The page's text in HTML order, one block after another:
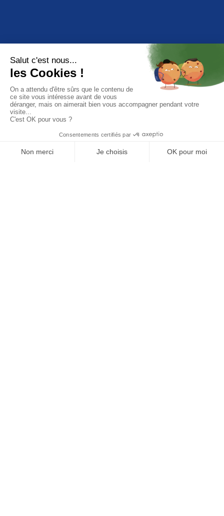
Chez InVivo pour atteindre nos
objectifs, on joue collectif
Voir les offres d'emploi